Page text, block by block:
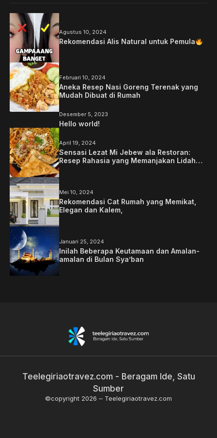
Agustus 10, 2024
Rekomendasi Alis Natural untuk Pemula
Februari 10, 2024
Aneka Resep Nasi Goreng Terenak yang
Mudah Dibuat di Rumah
Desember 5, 2023
Hello world!
April 19, 2024
Sensasi Lezat Mi Jebew ala Restoran:
Resep Rahasia yang Memanjakan Lidah
Mei 10, 2024
Rekomendasi Cat Rumah yang Memikat,
Elegan dan Kalem,
Januari 25, 2024
Inilah Beberapa Keutamaan dan Amalan-
amalan di Bulan Sya’ban
Teelegiriaotravez.com - Beragam Ide, Satu
Sumber
©copyright 2026 Teelegiriaotravez.com